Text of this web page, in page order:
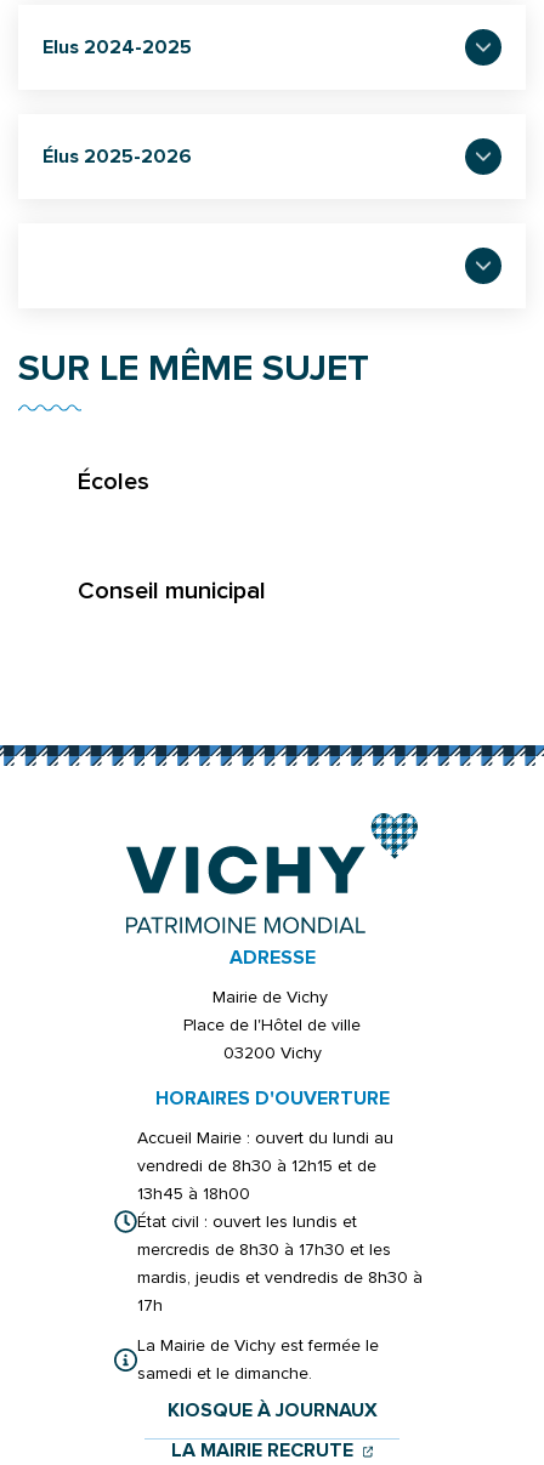
Elus 2024-2025
Élus 2025-2026
SUR LE MÊME SUJET
Écoles
Conseil municipal
ADRESSE
Mairie de Vichy
Place de l'Hôtel de ville
03200 Vichy
HORAIRES D'OUVERTURE
Accueil Mairie : ouvert du lundi au
vendredi de 8h30 à 12h15 et de
13h45 à 18h00
État civil : ouvert les lundis et
mercredis de 8h30 à 17h30 et les
mardis, jeudis et vendredis de 8h30 à
17h
La Mairie de Vichy est fermée le
samedi et le dimanche.
KIOSQUE À JOURNAUX
LA MAIRIE RECRUTE (OUVERTURE
(OUVERTURE